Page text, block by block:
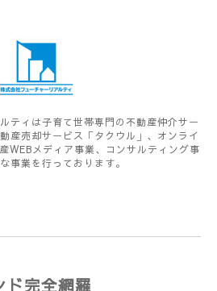
ティは子育て世帯専門の不動産仲介サー
産売却サービス「タクウル」、オンライ
WEBメディア事業、コンサルティング事
事業を行っております。
ド完全網羅